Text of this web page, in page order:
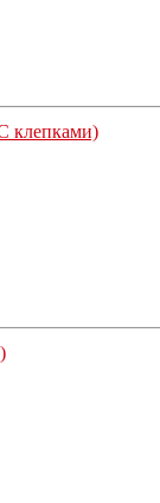
клепками)